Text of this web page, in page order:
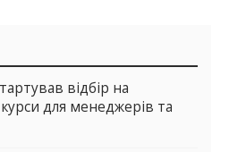
відбір на
для менеджерів та